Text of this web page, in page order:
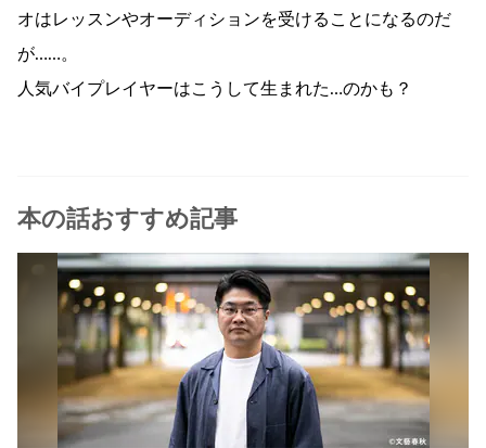
オはレッスンやオーディションを受けることになるのだ
が……。
人気バイプレイヤーはこうして生まれた…のかも？
本の話おすすめ記事